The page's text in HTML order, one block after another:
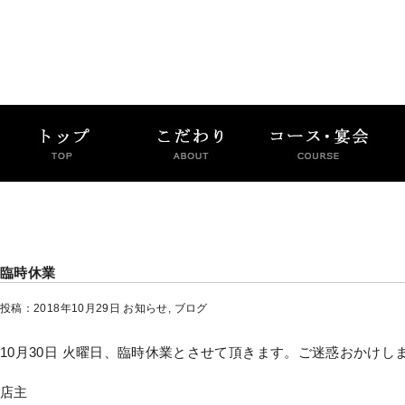
臨時休業
投稿：2018年10月29日 お知らせ, ブログ
10月30日 火曜日、臨時休業とさせて頂きます。ご迷惑おかけし
店主